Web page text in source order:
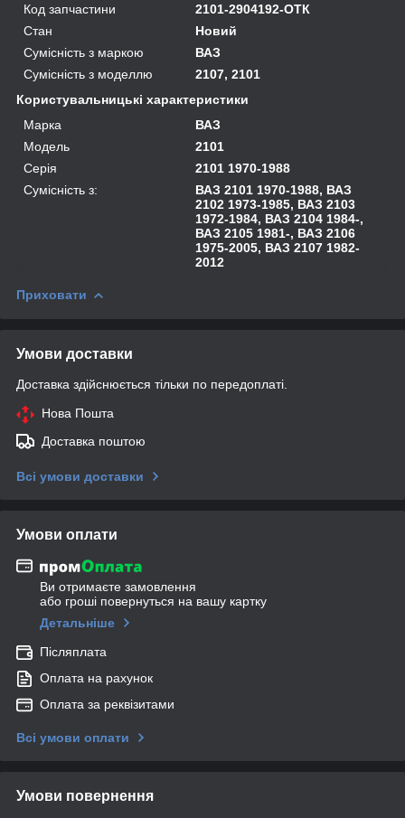
Код запчастини
2101-2904192-ОТК
Стан
Новий
Сумісність з маркою
ВАЗ
Сумісність з моделлю
2107, 2101
Користувальницькі характеристики
Марка
ВАЗ
Модель
2101
Серія
2101 1970-1988
Сумісність з:
ВАЗ 2101 1970-1988, ВАЗ
2102 1973-1985, ВАЗ 2103
1972-1984, ВАЗ 2104 1984-,
ВАЗ 2105 1981-, ВАЗ 2106
1975-2005, ВАЗ 2107 1982-
2012
Приховати
Умови доставки
Доставка здійснюється тільки по передоплаті.
Нова Пошта
Доставка поштою
Всі умови доставки
Умови оплати
Ви отримаєте замовлення
або гроші повернуться на вашу картку
Детальніше
Післяплата
Оплата на рахунок
Оплата за реквізитами
Всі умови оплати
Умови повернення